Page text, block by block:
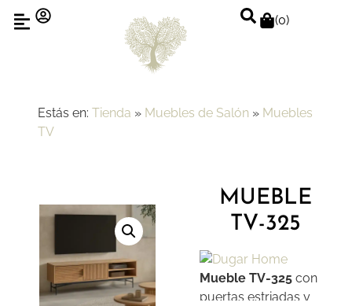
(0)
Estás en: Tienda » Muebles de Salón » Muebles
TV
MUEBLE
TV-325
Mueble TV-325con
puertas estriadas y